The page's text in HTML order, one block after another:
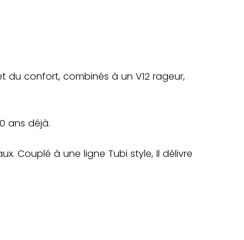
du confort, combinés à un V12 rageur,
ans déjà.
Couplé à une ligne Tubi style, Il délivre
2+2 affiche tout de même un